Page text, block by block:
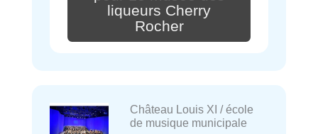
liqueurs Cherry
Rocher
Château Louis XI / école
de musique municipale